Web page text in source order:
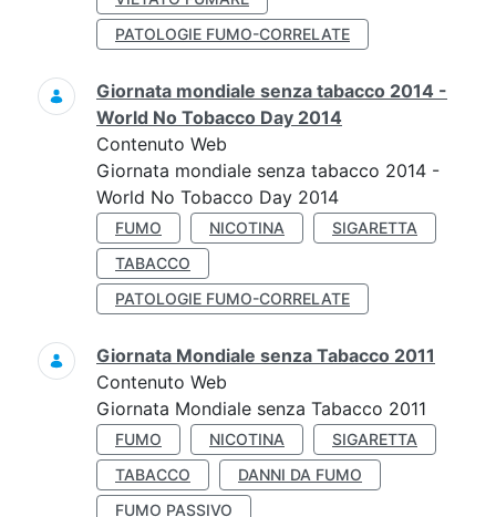
PATOLOGIE FUMO-CORRELATE
Giornata mondiale senza tabacco 2014 -
World No Tobacco Day 2014
Contenuto Web
Giornata mondiale senza tabacco 2014 -
World No Tobacco Day 2014
FUMO NICOTINA
SIGARETTA
TABACCO
PATOLOGIE FUMO-CORRELATE
Giornata Mondiale senza Tabacco 2011
Contenuto Web
Giornata Mondiale senza Tabacco 2011
FUMO NICOTINA
SIGARETTA
TABACCO
DANNI DA FUMO
FUMO PASSIVO